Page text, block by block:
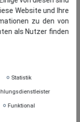
Website und Ihre
zu den von
als Nutzer finden
Statistik
Funktional